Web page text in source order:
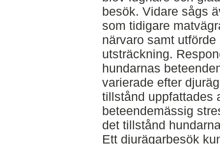
besök. Vidare sågs
som tidigare
närvaro samt
utsträckning.
hundarnas
varierade efter
tillstånd uppfattades
beteendemässig
det tillstånd
Ett djurägarbesök